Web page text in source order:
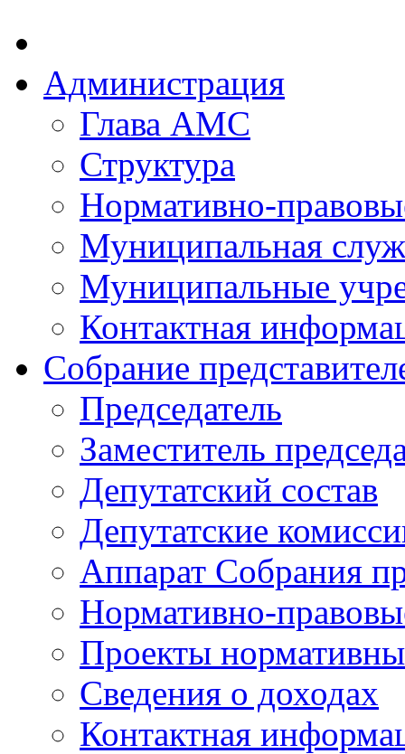
Администрация
Глава АМС
Структура
Нормативно-
Муниципальная
Муниципальные
Контактная
Собрание
Председатель
Заместитель
Депутатский состав
Депутатские
Аппарат Собрания
Нормативно-
Проекты
Сведения о доходах
Контактная